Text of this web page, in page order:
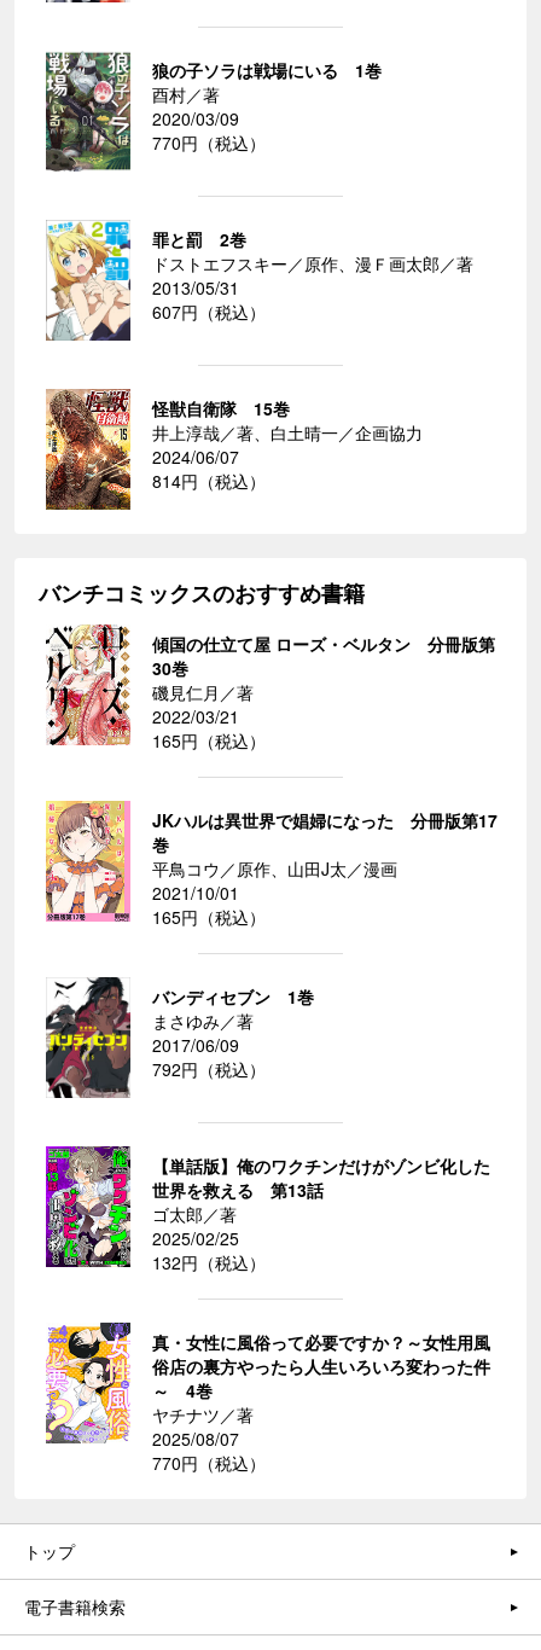
狼の子ソラは戦場にいる 1巻
酉村／著
2020/03/09
770円（税込）
罪と罰 2巻
ドストエフスキー／原作、漫Ｆ画太郎／著
2013/05/31
607円（税込）
怪獣自衛隊 15巻
井上淳哉／著、白土晴一／企画協力
2024/06/07
814円（税込）
バンチコミックスのおすすめ書籍
傾国の仕立て屋 ローズ・ベルタン 分冊版第
30巻
磯見仁月／著
2022/03/21
165円（税込）
JKハルは異世界で娼婦になった 分冊版第17
巻
平鳥コウ／原作、山田J太／漫画
2021/10/01
165円（税込）
バンディセブン 1巻
まさゆみ／著
2017/06/09
792円（税込）
【単話版】俺のワクチンだけがゾンビ化した
世界を救える 第13話
ゴ太郎／著
2025/02/25
132円（税込）
真・女性に風俗って必要ですか？～女性用風
俗店の裏方やったら人生いろいろ変わった件
～ 4巻
ヤチナツ／著
2025/08/07
770円（税込）
トップ
電子書籍検索